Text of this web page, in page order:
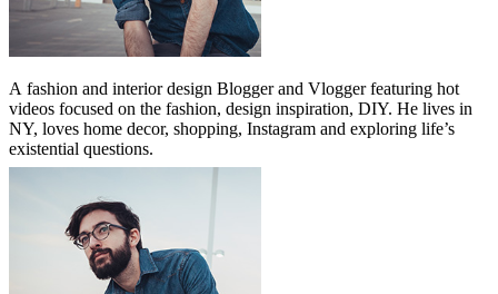
A fashion and interior design Blogger and Vlogger featuring hot
videos focused on the fashion, design inspiration, DIY. He lives in
NY, loves home decor, shopping, Instagram and exploring life’s
existential questions.